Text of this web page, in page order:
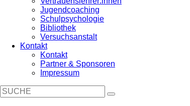
Jugendcoaching
Schulpsychologie
Bibliothek
Versuchsanstalt
Kontakt
Kontakt
Partner & Sponsoren
Impressum